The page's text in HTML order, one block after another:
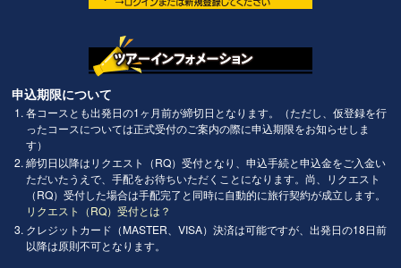
申込期限について
各コースとも出発日の1ヶ月前が締切日となります。（ただし、仮登録を行
ったコースについては正式受付のご案内の際に申込期限をお知らせしま
す）
締切日以降はリクエスト（RQ）受付となり、申込手続と申込金をご入金い
ただいたうえで、手配をお待ちいただくことになります。尚、リクエスト
（RQ）受付した場合は手配完了と同時に自動的に旅行契約が成立します。
リクエスト（RQ）受付とは？
クレジットカード（MASTER、VISA）決済は可能ですが、出発日の18日前
以降は原則不可となります。